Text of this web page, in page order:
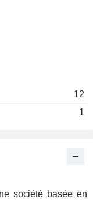
12
1
société basée en